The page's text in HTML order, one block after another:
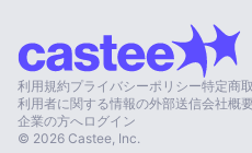
利用規約プライバシーポリシー特定商
利用者に関する情報の外部送信会社概要
企業の方へログイン
© 2026 Castee, Inc.